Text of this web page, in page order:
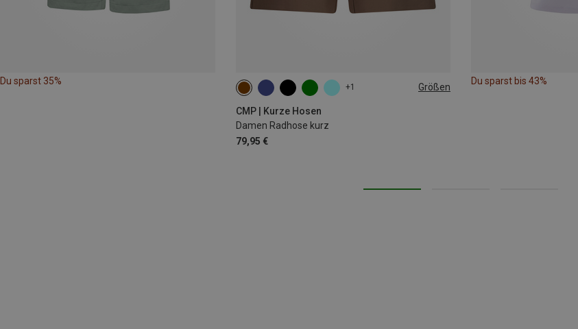
Du sparst 35%
+1 Größen
CMP | Kurze Hosen
Damen Radhose kurz
79,95 €
XS S M XXL
Du sparst bis 43%